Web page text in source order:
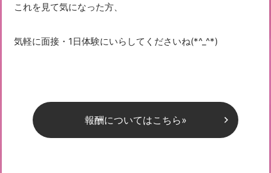
これを見て気になった方、
気軽に面接・1日体験にいらしてくださいね(*^_^*)
報酬についてはこちら»